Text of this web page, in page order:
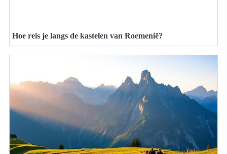
Hoe reis je langs de kastelen van Roemenië?